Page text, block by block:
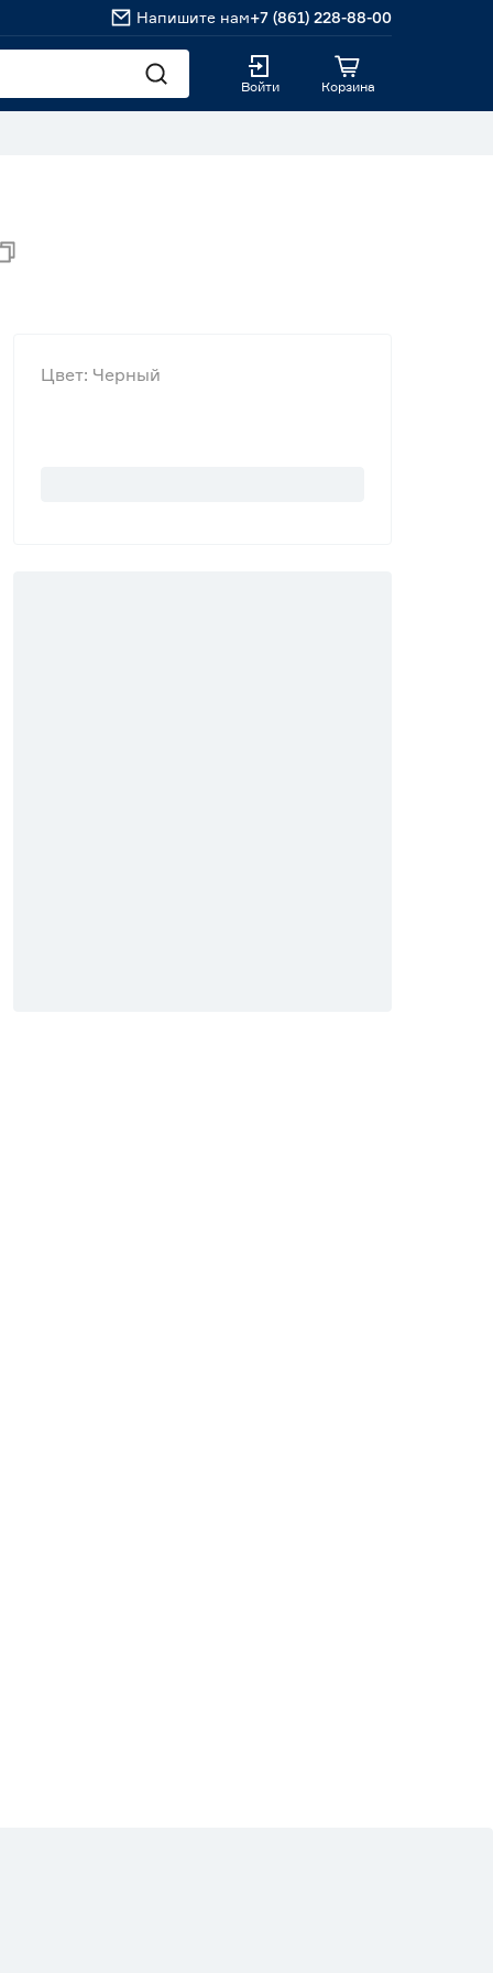
Напишите нам+7 (861) 228-88-00
Войти Корзина
Цвет: Черный